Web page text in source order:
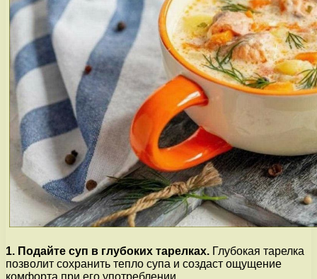
1. Подайте суп в глубоких тарелках. Глубокая тарелка
позволит сохранить тепло супа и создаст ощущение
комфорта при его употреблении.